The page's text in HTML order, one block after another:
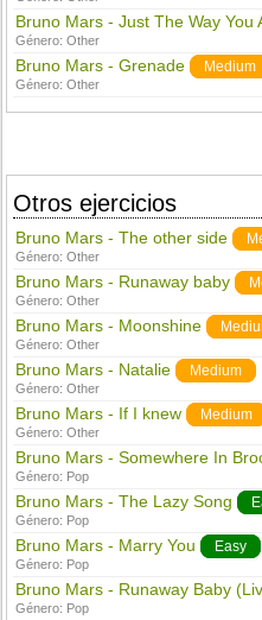
Bruno Mars - Just The Way You
Género:Other
Bruno Mars - Grenade Medium
Género:Other
Otros ejercicios
Bruno Mars - The other side
Género:Other
Bruno Mars - Runaway baby
Género:Other
Bruno Mars - Moonshine
Género:Other
Bruno Mars - Natalie Medium
Género:Other
Bruno Mars - If I knew Medium
Género:Other
Bruno Mars - Somewhere In
Género: Pop
Bruno Mars - The Lazy Song
Género: Pop
Bruno Mars - Marry You Easy
Género: Pop
Bruno Mars - Runaway Baby
Género: Pop